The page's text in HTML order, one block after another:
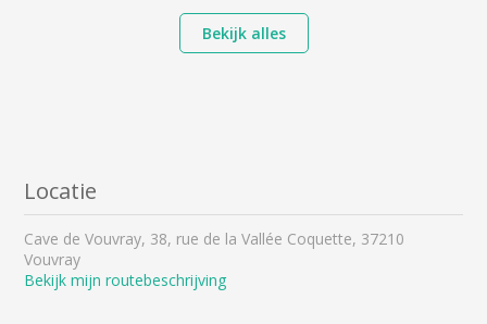
Bekijk alles
Locatie
Cave de Vouvray, 38, rue de la Vallée Coquette, 37210
Vouvray
Bekijk mijn routebeschrijving